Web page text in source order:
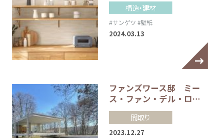
構造・建材
#サンゲツ #壁紙
2024.03.13
ファンズワース邸 ミー
ス・ファン・デル・ロ…
間取り
2023.12.27